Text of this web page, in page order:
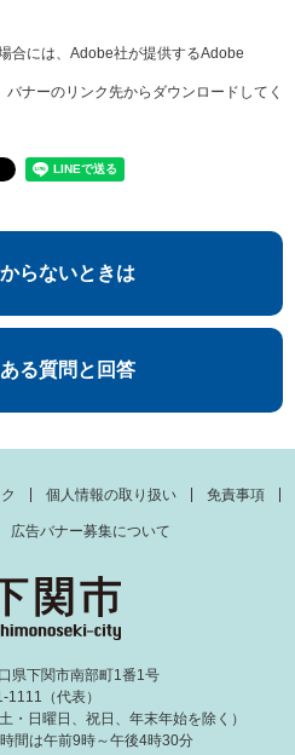
合には、Adobe社が提供するAdobe
ナーのリンク先からダウンロードしてく
らないときは
る質問と回答
個人情報の取り扱い 免責事項
広告バナー募集について
下関市南部町1番1号
1111（代表）
・日曜日、祝日、年末年始を除く）
間は午前9時～午後4時30分